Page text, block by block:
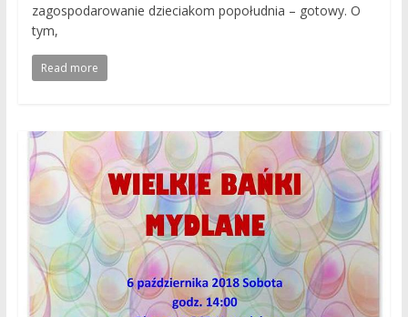
zagospodarowanie dzieciakom popołudnia – gotowy. O
tym,
Read more